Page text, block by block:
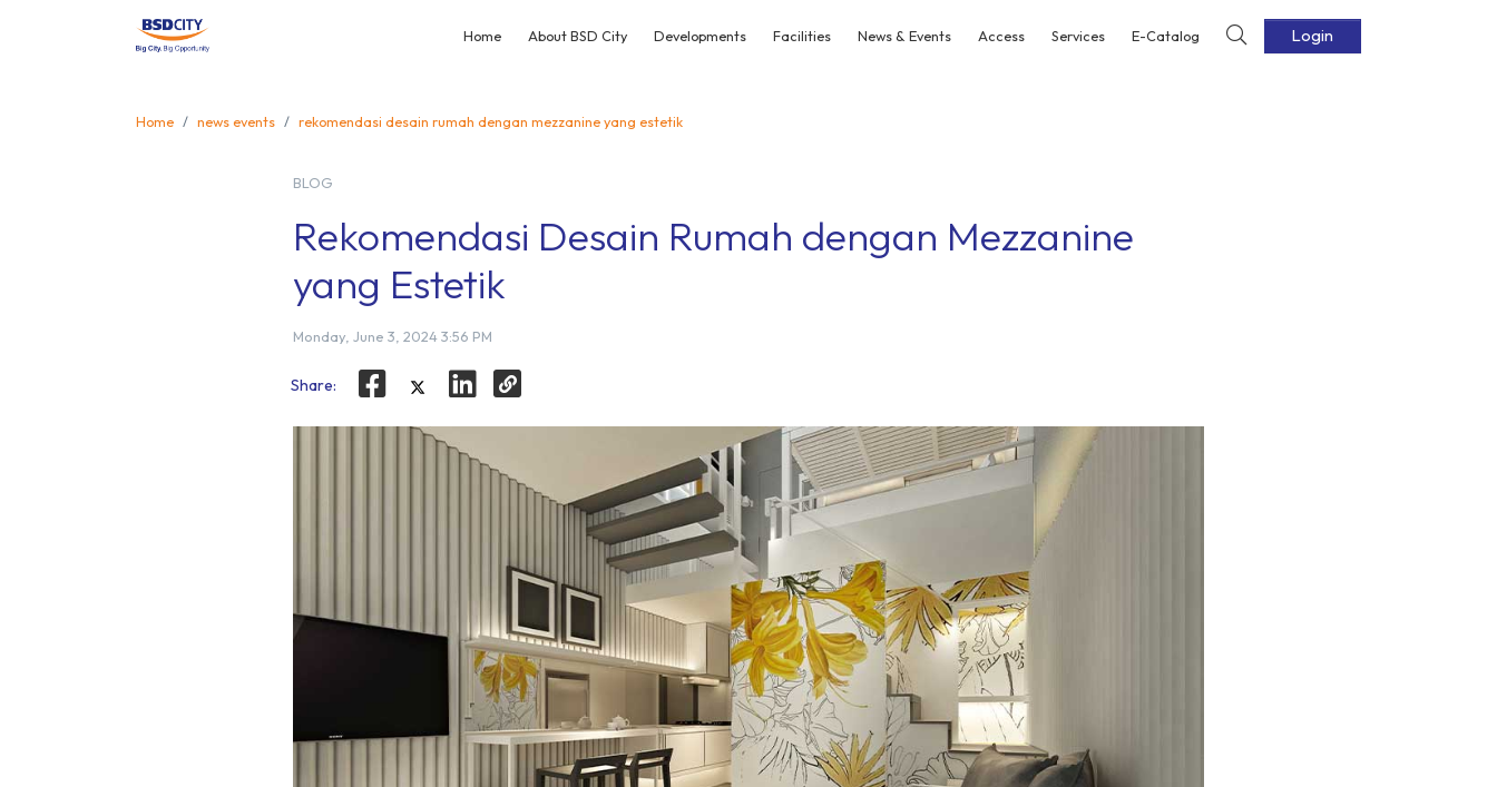
Home About BSD City Developments Facilities News & Events Access Services E-Catalog Login
Home news events rekomendasi desain rumah dengan mezzanine yang estetik
BLOG
Rekomendasi Desain Rumah dengan Mezzanine
yang Estetik
Monday, June 3, 2024 3:56 PM
Share: